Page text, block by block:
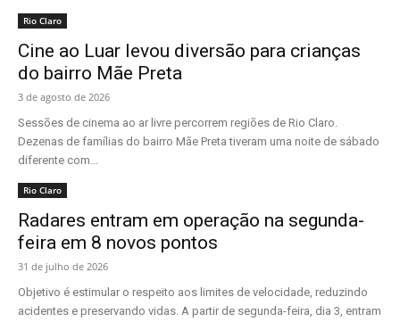
Rio Claro
Cine ao Luar levou diversão para crianças
do bairro Mãe Preta
3 de agosto de 2026
Sessões de cinema ao ar livre percorrem regiões de Rio Claro.
Dezenas de famílias do bairro Mãe Preta tiveram uma noite de sábado
diferente com...
Rio Claro
Radares entram em operação na segunda-
feira em 8 novos pontos
31 de julho de 2026
Objetivo é estimular o respeito aos limites de velocidade, reduzindo
acidentes e preservando vidas. A partir de segunda-feira, dia 3, entram